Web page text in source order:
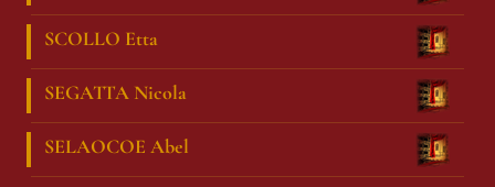
SCOLLO Etta
SEGATTA Nicola
SELAOCOE Abel